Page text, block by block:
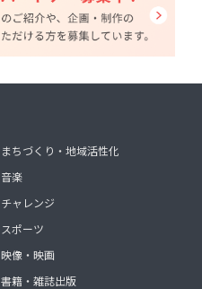
まちづくり・地域活性化
音楽
チャレンジ
スポーツ
映像・映画
書籍・雑誌出版